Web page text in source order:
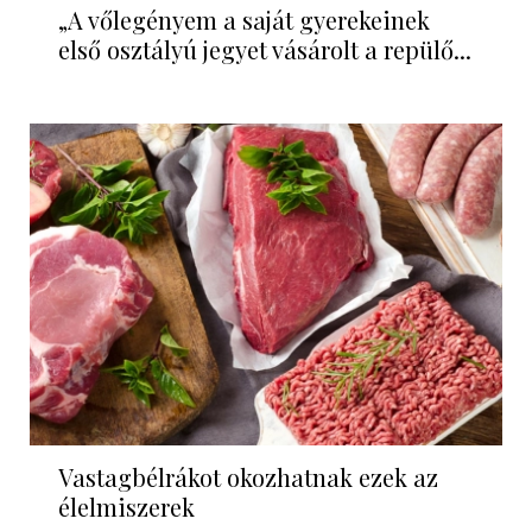
„A vőlegényem a saját gyerekeinek
első osztályú jegyet vásárolt a repülő...
Vastagbélrákot okozhatnak ezek az
élelmiszerek